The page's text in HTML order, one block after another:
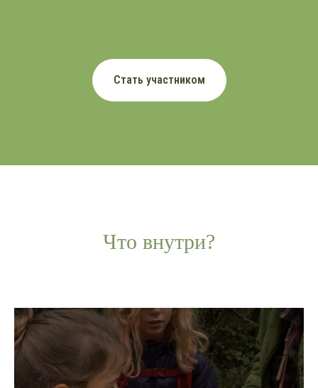
Стать участником
Что внутри?